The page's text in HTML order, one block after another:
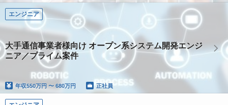
エンジニア
大手通信事業者様向け オープン系システム開発エンジ
ニア／プライム案件
年収550万円 〜 680万円 正社員